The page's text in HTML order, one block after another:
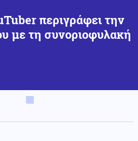
περιγράφει την
με τη συνοριοφυλακή